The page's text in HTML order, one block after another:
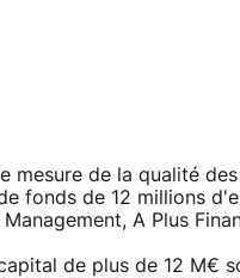
mesure de la qualité
fonds de 12 millions
A Plus
de plus de 12 M€